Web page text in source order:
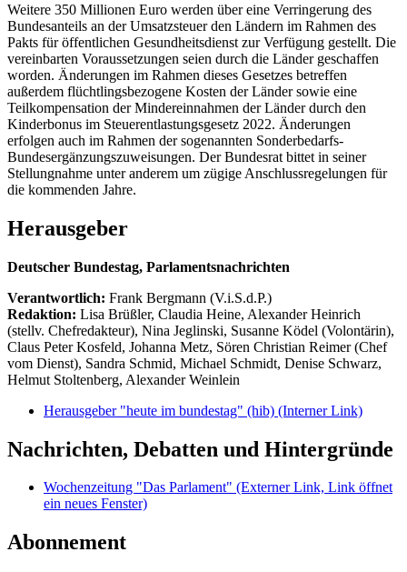
Weitere 350 Millionen Euro werden über eine Verringerung des
Bundesanteils an der Umsatzsteuer den Ländern im Rahmen des
Pakts für öffentlichen Gesundheitsdienst zur Verfügung gestellt. Die
vereinbarten Voraussetzungen seien durch die Länder geschaffen
worden. Änderungen im Rahmen dieses Gesetzes betreffen
außerdem flüchtlingsbezogene Kosten der Länder sowie eine
Teilkompensation der Mindereinnahmen der Länder durch den
Kinderbonus im Steuerentlastungsgesetz 2022. Änderungen
erfolgen auch im Rahmen der sogenannten Sonderbedarfs-
Bundesergänzungszuweisungen. Der Bundesrat bittet in seiner
Stellungnahme unter anderem um zügige Anschlussregelungen für
die kommenden Jahre.
Herausgeber
Deutscher Bundestag, Parlamentsnachrichten
Verantwortlich: Frank Bergmann (V.i.S.d.P.)
Redaktion: Lisa Brüßler, Claudia Heine, Alexander Heinrich
(stellv. Chefredakteur), Nina Jeglinski, Susanne Ködel (Volontärin),
Claus Peter Kosfeld, Johanna Metz, Sören Christian Reimer (Chef
vom Dienst), Sandra Schmid, Michael Schmidt, Denise Schwarz,
Helmut Stoltenberg, Alexander Weinlein
Herausgeber "heute im bundestag" (hib) (Interner Link)
Nachrichten, Debatten und Hintergründe
Wochenzeitung "Das Parlament" (Externer Link, Link öffnet
ein neues Fenster)
Abonnement